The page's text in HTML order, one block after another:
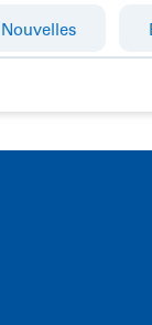
Nouvelles